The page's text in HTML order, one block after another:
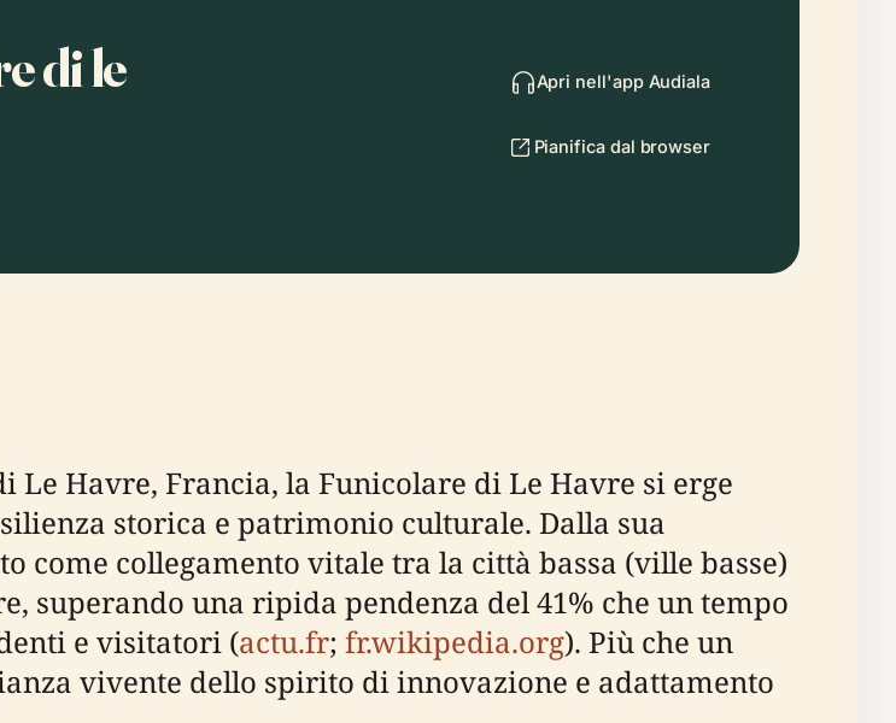
di le Apri nell'app Audiala
Pianifica dal browser
Le Havre, Francia, la Funicolare di Le Havre si erge
storica e patrimonio culturale. Dalla sua
come collegamento vitale tra la città bassa (ville basse)
superando una ripida pendenza del 41% che un tempo
e visitatori (actu.fr; fr.wikipedia.org). Più che un
vivente dello spirito di innovazione e adattamento